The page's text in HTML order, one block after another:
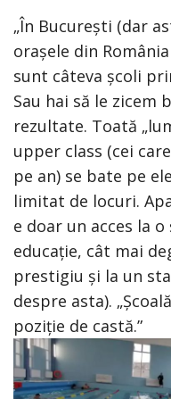
„În București (dar
orașele din
sunt câteva școli
Sau hai să le zicem
rezultate. Toată
upper class (cei
pe an) se bate pe
limitat de locuri.
e doar un acces la
educație, cât mai
prestigiu și la un
despre asta).
poziție de castă.”